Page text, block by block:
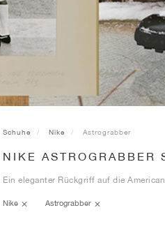
Schuhe Nike Astrograbber
NIKE ASTROGRABBER
Ein eleganter Rückgriff auf die
Nike Astrograbber